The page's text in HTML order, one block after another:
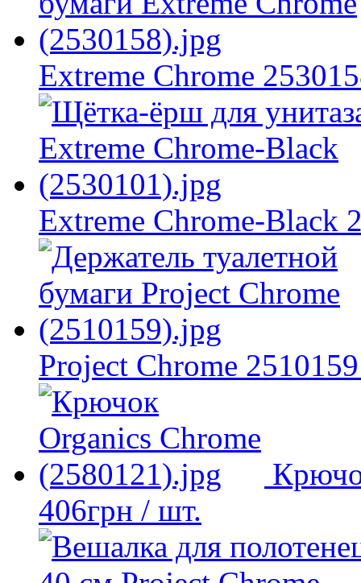
Extreme Chrome
Extreme Chrome-Black
Project Chrome 2510159
406грн / шт.